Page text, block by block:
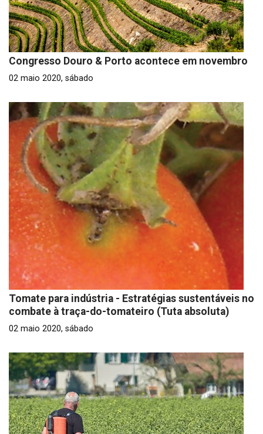
Congresso Douro & Porto acontece em novembro
02 maio 2020, sábado
Tomate para indústria - Estratégias sustentáveis no
combate à traça-do-tomateiro (Tuta absoluta)
02 maio 2020, sábado